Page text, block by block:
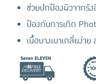
ช่วยปกป้องผิวจากรั
ป้องกันการเกิด
เนื้อบางเบาเกลี่ยง่า